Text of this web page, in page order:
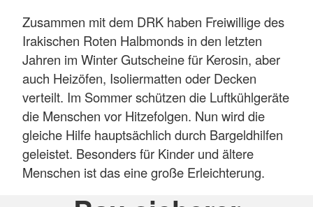
Zusammen mit dem DRK haben Freiwillige des
Irakischen Roten Halbmonds in den letzten
Jahren im Winter Gutscheine für Kerosin, aber
auch Heizöfen, Isoliermatten oder Decken
verteilt. Im Sommer schützen die Luftkühlgeräte
die Menschen vor Hitzefolgen. Nun wird die
gleiche Hilfe hauptsächlich durch Bargeldhilfen
geleistet. Besonders für Kinder und ältere
Menschen ist das eine große Erleichterung.